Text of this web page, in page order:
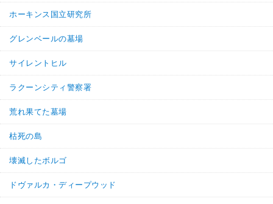
ホーキンス国立研究所
グレンベールの墓場
サイレントヒル
ラクーンシティ警察署
荒れ果てた墓場
枯死の島
壊滅したボルゴ
ドヴァルカ・ディープウッド